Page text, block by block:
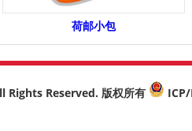
荷邮小包
Reserved. 版权所有